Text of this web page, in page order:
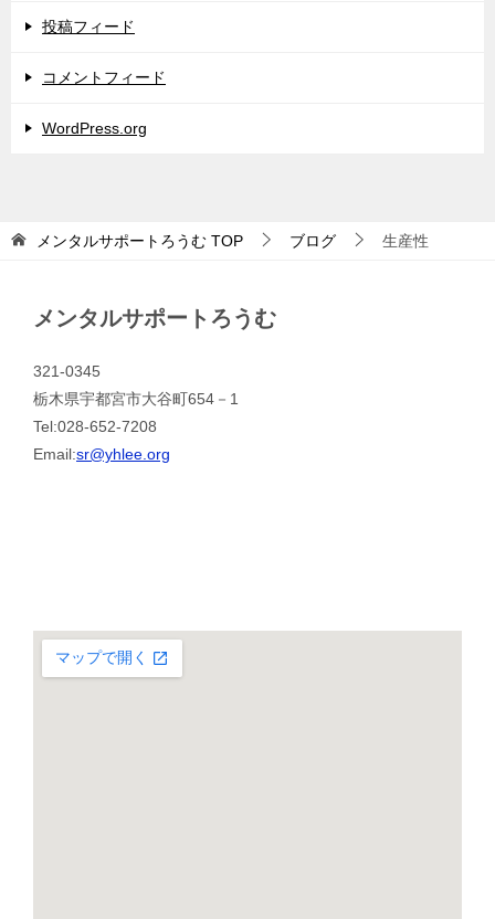
投稿フィード
コメントフィード
WordPress.org
メンタルサポートろうむ TOP ブログ 生産性
メンタルサポートろうむ
321-0345
栃木県宇都宮市大谷町654－1
Tel:028-652-7208
Email:sr@yhlee.org